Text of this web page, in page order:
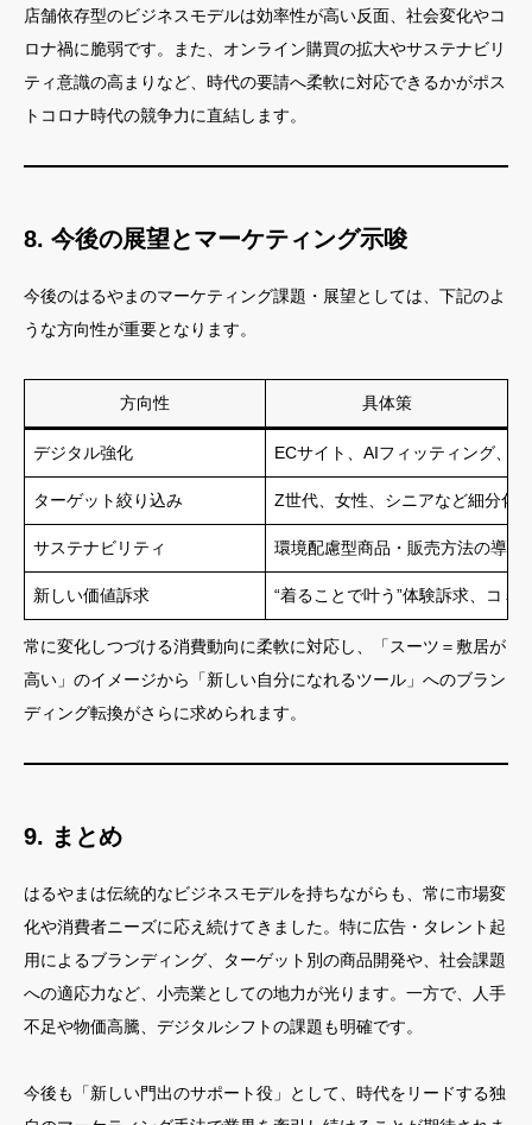
店舗依存型のビジネスモデルは効率性が高い反面、社会変化やコ
ロナ禍に脆弱です。また、オンライン購買の拡大やサステナビリ
ティ意識の高まりなど、時代の要請へ柔軟に対応できるかがポス
トコロナ時代の競争力に直結します。
8. 今後の展望とマーケティング示唆
今後のはるやまのマーケティング課題・展望としては、下記のよ
うな方向性が重要となります。
方向性 具体策
デジタル強化 ECサイト、AIフィッティング、
ターゲット絞り込み Z世代、女性、シニアなど細分化
サステナビリティ 環境配慮型商品・販売方法の導入
新しい価値訴求 “着ることで叶う”体験訴求、コミ
常に変化しつづける消費動向に柔軟に対応し、「スーツ＝敷居が
高い」のイメージから「新しい自分になれるツール」へのブラン
ディング転換がさらに求められます。
9. まとめ
はるやまは伝統的なビジネスモデルを持ちながらも、常に市場変
化や消費者ニーズに応え続けてきました。特に広告・タレント起
用によるブランディング、ターゲット別の商品開発や、社会課題
への適応力など、小売業としての地力が光ります。一方で、人手
不足や物価高騰、デジタルシフトの課題も明確です。
今後も「新しい門出のサポート役」として、時代をリードする独